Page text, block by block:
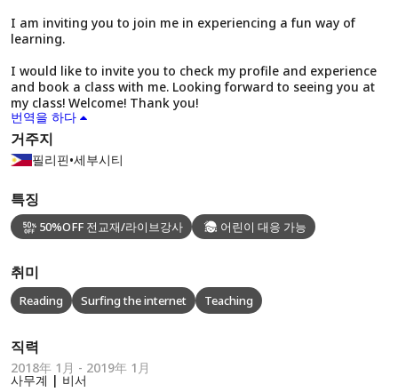
I am inviting you to join me in experiencing a fun way of
learning.
I would like to invite you to check my profile and experience
and book a class with me. Looking forward to seeing you at
my class! Welcome! Thank you!
번역을 하다
거주지
필리핀•세부시티
특징
50%OFF 전교재/라이브강사 어린이 대응 가능
취미
Reading Surfing the internet Teaching
직력
2018年 1月 - 2019年 1月
사무계 | 비서